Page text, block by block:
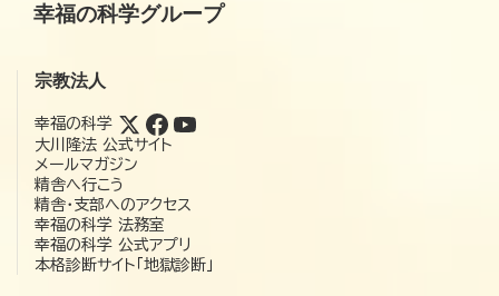
幸福の科学グループ
宗教法人
幸福の科学
大川隆法 公式サイト
メールマガジン
精舎へ行こう
精舎・支部へのアクセス
幸福の科学 法務室
幸福の科学 公式アプリ
本格診断サイト「地獄診断」